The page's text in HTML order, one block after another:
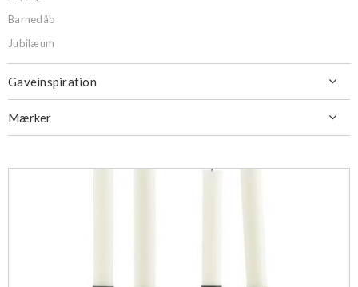
Barnedåb
Jubilæum
Gaveinspiration 
Mærker 